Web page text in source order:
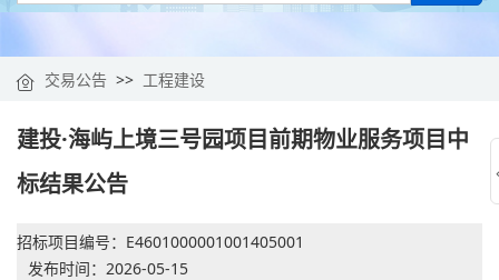
交易公告 >> 工程建设
建投·海屿上境三号园项目前期物业服务项目中
标结果公告
招标项目编号：E4601000001001405001
发布时间： 2026-05-15